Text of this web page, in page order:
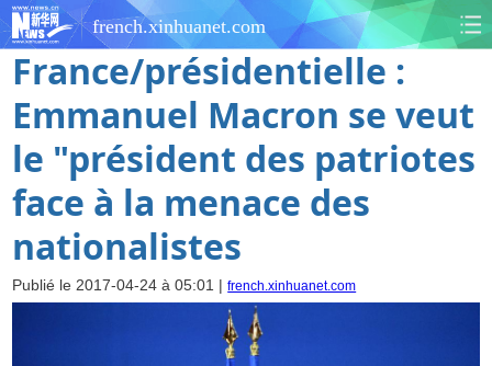
french.xinhuanet.com
France/présidentielle :
Emmanuel Macron se veut
le "président des patriotes
face à la menace des
nationalistes
Publié le 2017-04-24 à 05:01 |french.xinhuanet.com